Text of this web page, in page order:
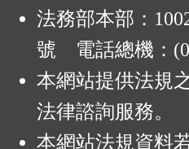
法務部本部：
號 電話總機：
本網站提供法規
法律諮詢服務。
本網站法規資料